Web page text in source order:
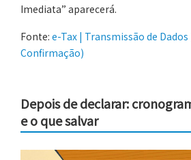
Imediata” aparecerá.
Fonte: e-Tax | Transmissão de Dados
Confirmação)
Depois de declarar:
e o que salvar